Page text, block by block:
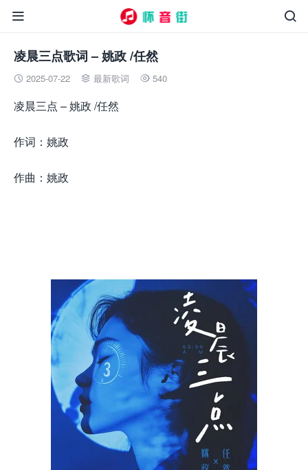


凌晨三点歌词 – 姚政 /任然
 2025-07-22  最新歌词  540
凌晨三点 – 姚政 /任然
作词：姚政
作曲：姚政